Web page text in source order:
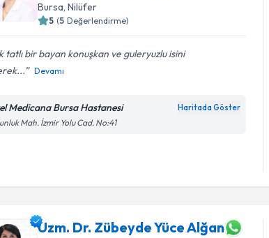
Bursa,Nilüfer
5 (5 Değerlendirme)
tatlı bir bayan konuşkan ve guleryuzlu isini
Devamı
Medicana Bursa Hastanesi Haritada Göster
Mah. İzmir Yolu Cad. No:41
Uzm. Dr. Zübeyde Yüce Alğan